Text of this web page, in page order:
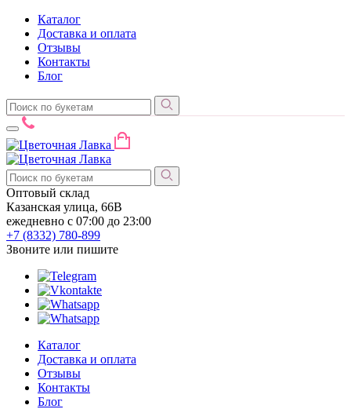
Каталог
Доставка и оплата
Отзывы
Контакты
Блог
Оптовый склад
Казанская улица, 66В
ежедневно с 07:00 до 23:00
+7 (8332) 780-899
Звоните или пишите
Каталог
Доставка и оплата
Отзывы
Контакты
Блог